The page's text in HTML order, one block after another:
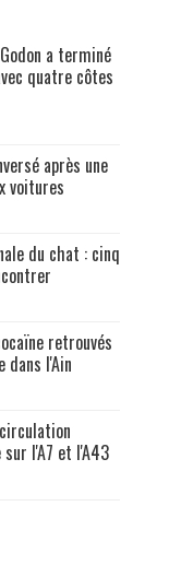
a terminé
quatre côtes
après une
voitures
du chat : cinq
retrouvés
dans l'Ain
l'A7 et l'A43